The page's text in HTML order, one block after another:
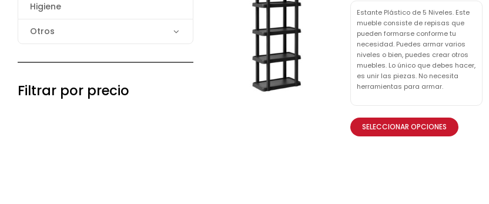
Higiene
Otros
Filtrar por precio
Estante Plástico de 5 Niveles. Este
mueble consiste de repisas que
pueden formarse conforme tu
necesidad. Puedes armar varios
niveles o bien, puedes crear otros
muebles. Lo único que debes hacer,
es unir las piezas. No necesita
herramientas para armar.
SELECCIONAR OPCIONES